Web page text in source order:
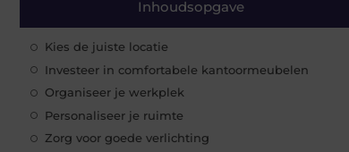
Inhoudsopgave
Kies de juiste locatie
Investeer in comfortabele kantoormeubelen
Organiseer je werkplek
Personaliseer je ruimte
Zorg voor goede verlichting